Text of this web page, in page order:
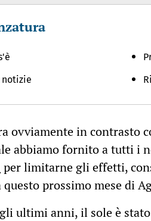
ovviamente in contrasto
abbiamo fornito a tutti i
per limitarne gli effetti,
prossimo mese di
ultimi anni, il sole è